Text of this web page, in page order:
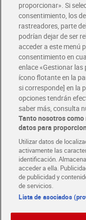
Glovo y Uber Eats
Solicita tu factura de
Únete al CLUB Dia
Disfruta las ventajas y
Descárgate la APP Dia
Folletos y Tiendas
Descubre las mejores
Tarjeta MaX Dia
Te devuelve hasta 8€/
¡Solicita tu tarjeta de
COLABORA CON DIA
proporcionar». Si
consentimiento, los
rastreadores, parte
podrían dejar de ser
acceder a este menú
consentimiento en
enlace «Gestionar las
ícono flotante en la
si corresponde] en la
opciones tendrán
saber más, consulta
Tanto nosotros
datos para
Utilizar datos de
activamente las
identificación.
acceder a ella.
de publicidad y
de servicios.
Lista de asociados